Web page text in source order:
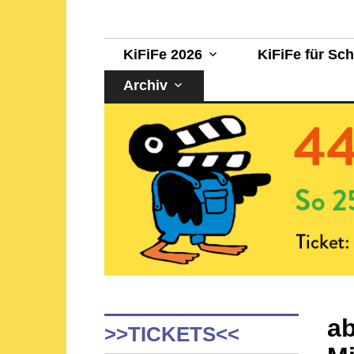
KinderFilmFest
KiFiFe 2026
KiFiFe für
Archiv
>>TICKETS<<